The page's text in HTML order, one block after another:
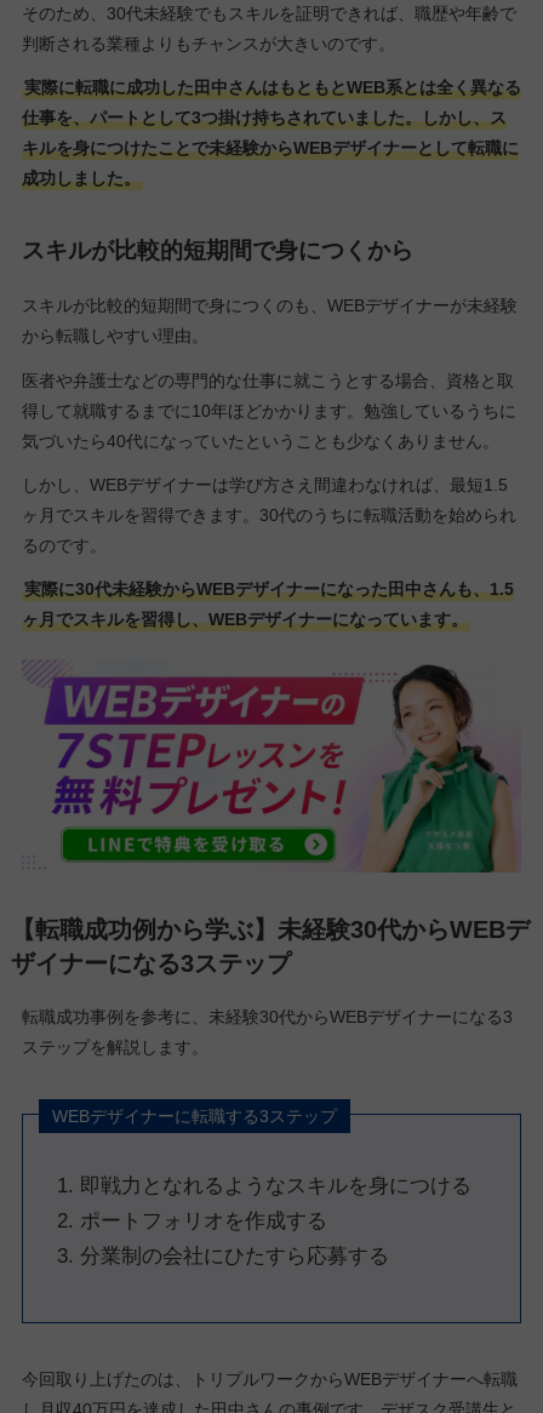
そのため、30代未経験でもスキルを証明できれば、職歴や年齢で
判断される業種よりもチャンスが大きいのです。
実際に転職に成功した田中さんはもともとWEB系とは全く異なる
仕事を、パートとして3つ掛け持ちされていました。しかし、ス
キルを身につけたことで未経験からWEBデザイナーとして転職に
成功しました。
スキルが比較的短期間で身につくから
スキルが比較的短期間で身につくのも、WEBデザイナーが未経験
から転職しやすい理由。
医者や弁護士などの専門的な仕事に就こうとする場合、資格と取
得して就職するまでに10年ほどかかります。勉強しているうちに
気づいたら40代になっていたということも少なくありません。
しかし、WEBデザイナーは学び方さえ間違わなければ、最短1.5
ヶ月でスキルを習得できます。30代のうちに転職活動を始められ
るのです。
実際に30代未経験からWEBデザイナーになった田中さんも、1.5
ヶ月でスキルを習得し、WEBデザイナーになっています。
【転職成功例から学ぶ】未経験30代からWEBデ
ザイナーになる3ステップ
転職成功事例を参考に、未経験30代からWEBデザイナーになる3
ステップを解説します。
WEBデザイナーに転職する3ステップ
即戦力となれるようなスキルを身につける
ポートフォリオを作成する
分業制の会社にひたすら応募する
今回取り上げたのは、トリプルワークからWEBデザイナーへ転職
し月収40万円を達成した田中さんの事例です。デザスク受講生と